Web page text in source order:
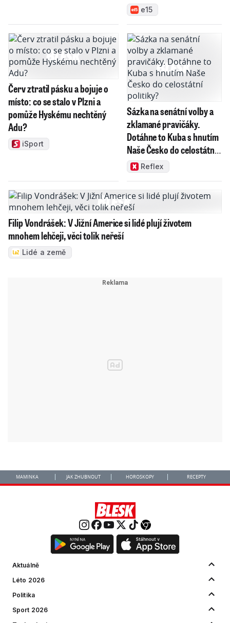
e15
Červ ztratil pásku a bojuje o
místo: co se stalo v Plzni a
pomůže Hyskému nechtěný
Adu?
iSport
Sázka na senátní volby a
zklamané pravičáky.
Dotáhne to Kuba s hnutím
Naše Česko do celostátní
politiky?
Reflex
Filip Vondrášek: V Jižní Americe si lidé plují životem
mnohem lehčeji, věci tolik neřeší
Lidé a země
MAMINKA JAK ZHUBNOUT HOROSKOPY RECEPTY
Aktuálně
Léto 2026
Politika
Sport 2026